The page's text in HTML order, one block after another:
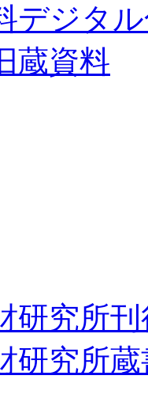
デジタ
蔵資料
研究所
研究所